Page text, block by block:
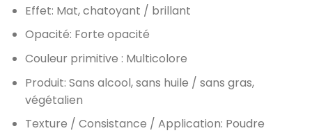
Effet: Mat, chatoyant / brillant
Opacité: Forte opacité
Couleur primitive : Multicolore
Produit: Sans alcool, sans huile / sans gras,
végétalien
Texture / Consistance / Application: Poudre